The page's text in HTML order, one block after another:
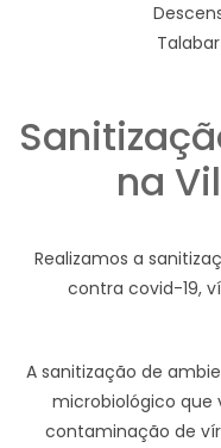
na
Realizamos a
contra covid-19,
A sanitização de
microbiológico que
contaminação de